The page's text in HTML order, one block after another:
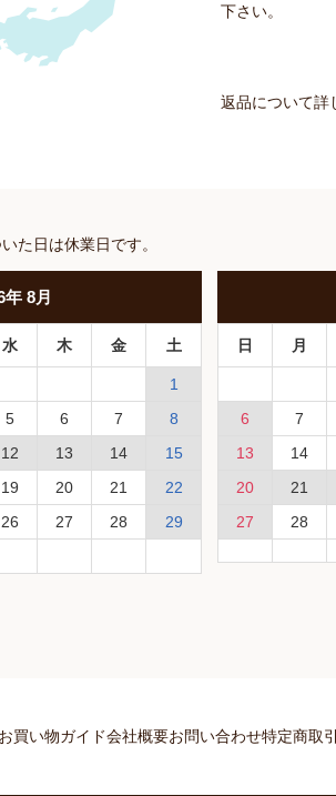
下さい。
返品について詳
た日は休業日です。
年 8月
水 木 金 土
1
5
6 7
8
12
13 14
15
19
20 21
22
26
27 28 29
日 月
6
7
13
14
20
21
27
28
買い物ガイド会社概要お問い合わせ特定商取